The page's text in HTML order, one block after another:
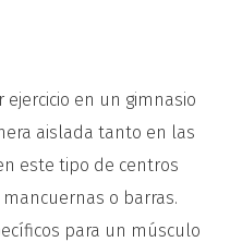
en un gimnasio
aislada tanto en las
este tipo de centros
o barras.
para un músculo